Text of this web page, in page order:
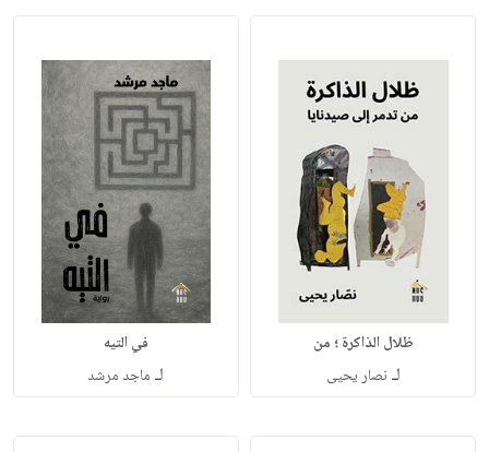
ظلال الذاكرة ؛ من
لـ نصار يحيى
في التيه
لـ ماجد مرشد